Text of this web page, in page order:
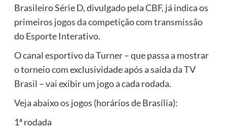
Brasileiro Série D, divulgado pela CBF, já indica os
primeiros jogos da competição com transmissão
do Esporte Interativo.
O canal esportivo da Turner – que passa a mostrar
o torneio com exclusividade após a saída da TV
Brasil – vai exibir um jogo a cada rodada.
Veja abaixo os jogos (horários de Brasília):
1ª rodada